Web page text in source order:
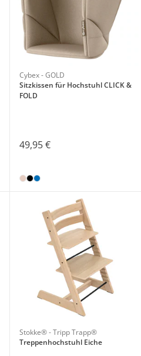
Cybex - GOLD
Sitzkissen für Hochstuhl CLICK &
FOLD
49,95 €
Stokke® - Tripp Trapp®
Treppenhochstuhl Eiche